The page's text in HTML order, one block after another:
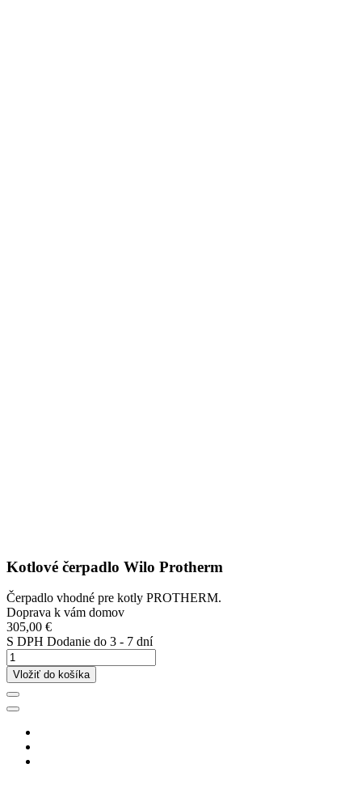
Kotlové čerpadlo Wilo Protherm
Čerpadlo vhodné pre kotly PROTHERM.
Doprava k vám domov
305,00 €
S DPH Dodanie do 3 - 7 dní
Vložiť do košíka